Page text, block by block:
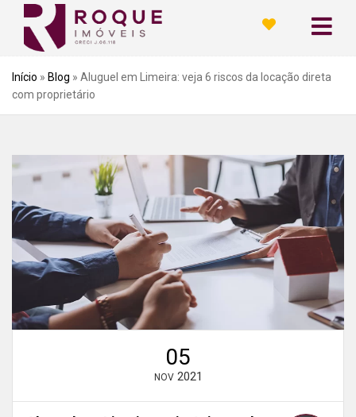
Início » Blog » Aluguel em Limeira: veja 6 riscos da locação direta
com proprietário
05
NOV 2021